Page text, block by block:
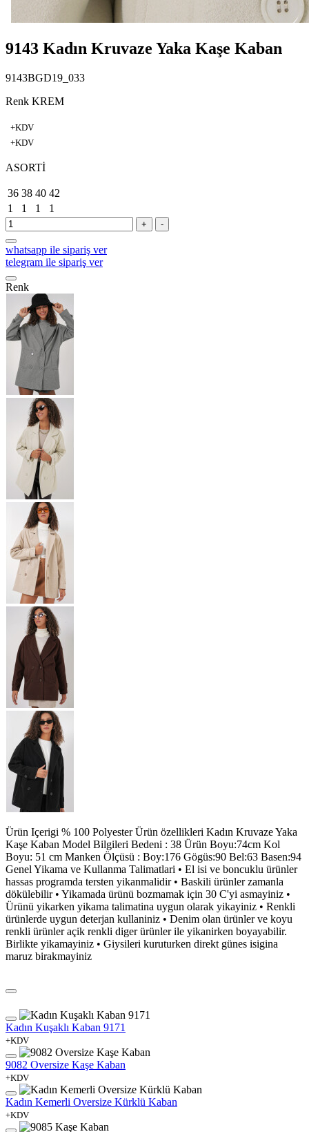
9143 Kadın Kruvaze Yaka Kaşe Kaban
9143BGD19_033
Renk KREM
+KDV
+KDV
ASORTİ
36 38 40 42
1
1 1 1
+ -
whatsapp ile sipariş ver
telegram ile sipariş ver
Renk
Ürün Içerigi % 100 Polyester Ürün özellikleri Kadın Kruvaze Yaka
Kaşe Kaban Model Bilgileri Bedeni : 38 Ürün Boyu:74cm Kol
Boyu: 51 cm Manken Ölçüsü : Boy:176 Gögüs:90 Bel:63 Basen:94
Genel Yikama ve Kullanma Talimatlari • El isi ve boncuklu ürünler
hassas programda tersten yikanmalidir • Baskili ürünler zamanla
dökülebilir • Yikamada ürünü bozmamak için 30 C'yi asmayiniz •
Ürünü yikarken yikama talimatina uygun olarak yikayiniz • Renkli
ürünlerde uygun deterjan kullaniniz • Denim olan ürünler ve koyu
renkli ürünler açik renkli diger ürünler ile yikanirken boyayabilir.
Birlikte yikamayiniz • Giysileri kuruturken direkt günes isigina
maruz birakmayiniz
Kadın Kuşaklı Kaban 9171
+KDV
9082 Oversize Kaşe Kaban
+KDV
Kadın Kemerli Oversize Kürklü Kaban
+KDV